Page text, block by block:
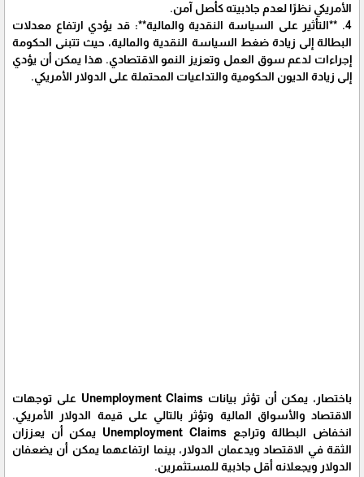
الأمريكي نظرًا لعدم جاذبيته كأصل آمن.
4. **التأثير على السياسة النقدية والمالية**: قد يؤدي ارتفاع معدلات
البطالة إلى زيادة ضغط السياسة النقدية والمالية، حيث تتبنى الحكومة
إجراءات لدعم سوق العمل وتعزيز النمو الاقتصادي. هذا يمكن أن يؤدي
إلى زيادة الديون الحكومية والتداعيات المحتملة على الدولار الأمريكي.
باختصار، يمكن أن تؤثر بيانات Unemployment Claims على توجهات
الاقتصاد والأسواق المالية وتؤثر بالتالي على قيمة الدولار الأمريكي.
انخفاض البطالة وتراجع Unemployment Claims يمكن أن يعززان
الثقة في الاقتصاد ويدعمان الدولار، بينما ارتفاعهما يمكن أن يضعفان
الدولار ويجعلانه أقل جاذبية للمستثمرين.